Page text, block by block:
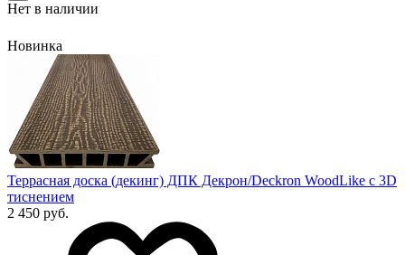
Нет в наличии
Новинка
Террасная доска (декинг) ДПК Декрон/Deckron WoodLike с 3D
тиснением
2 450 руб.